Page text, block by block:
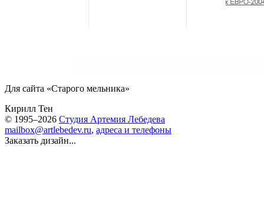
Для сайта «Старого мельника»
Кирилл Тен
© 1995–2026 Студия Артемия Лебедева
mailbox@artlebedev.ru, адреса и телефоны
Заказать дизайн...